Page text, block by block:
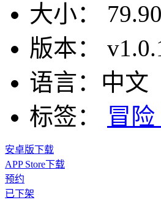
大小：
版本：
语言： 中文
标签：
冒险
安卓版下载
APP Store下载
预约
已下架